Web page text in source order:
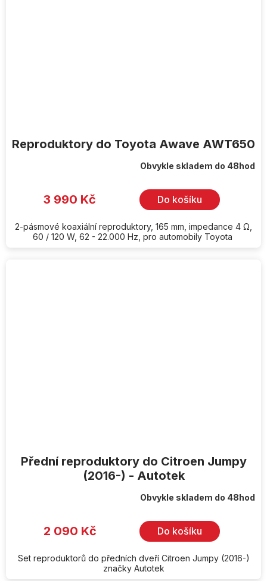
Reproduktory do Toyota Awave AWT650
Obvykle skladem do 48hod
3 990 Kč Do košíku
2-pásmové koaxiální reproduktory, 165 mm, impedance 4 Ω,
60 / 120 W, 62 - 22.000 Hz, pro automobily Toyota
Přední reproduktory do Citroen Jumpy
(2016-) - Autotek
Obvykle skladem do 48hod
2 090 Kč Do košíku
Set reproduktorů do předních dveří Citroen Jumpy (2016-)
značky Autotek